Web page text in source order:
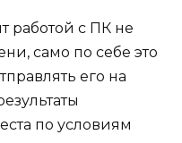
работой с ПК не
само по себе это
его на
по условиям